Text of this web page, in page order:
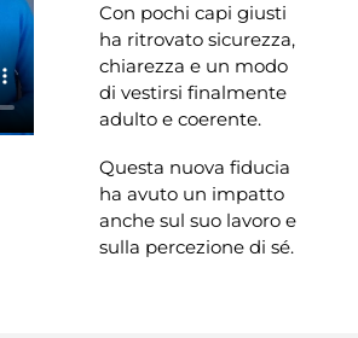
Con pochi capi giusti
ha ritrovato sicurezza,
chiarezza e un modo
di vestirsi finalmente
adulto e coerente.
Questa nuova fiducia
ha avuto un impatto
anche sul suo lavoro e
sulla percezione di sé.